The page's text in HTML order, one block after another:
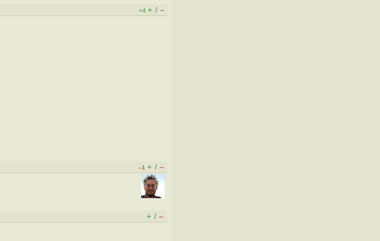
+4 + / –
–1 + / –
+ / –